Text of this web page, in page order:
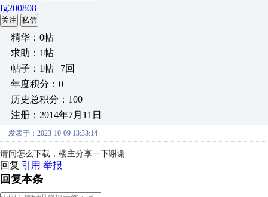
fg200808
关注 私信
精华：0帖
求助：1帖
帖子：1帖 | 7回
年度积分：0
历史总积分：100
注册：2014年7月11日
发表于：2023-10-09 13:33:14
请问怎么下载，楼主分享一下谢谢
回复 引用 举报
回复本条